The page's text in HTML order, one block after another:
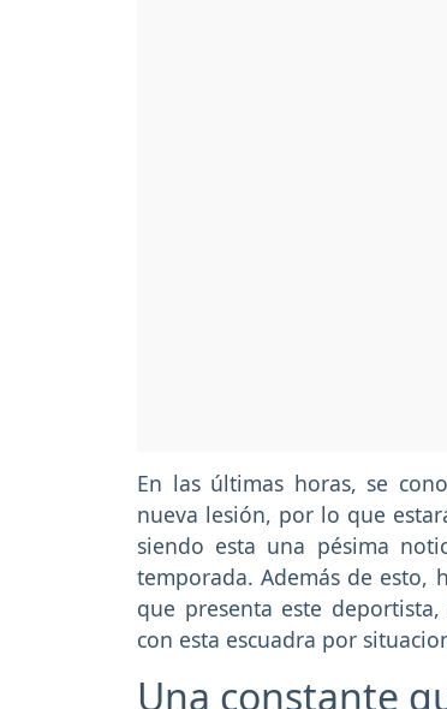
En las últimas horas, se
nueva lesión, por lo que
siendo esta una pésima
temporada. Además de esto,
que presenta este
con esta escuadra por
Una constante